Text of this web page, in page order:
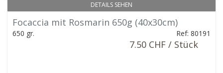
DETAILS SEHEN
Focaccia mit Rosmarin 650g (40x30cm)
650 gr. Ref: 80191
7.50 CHF / Stück